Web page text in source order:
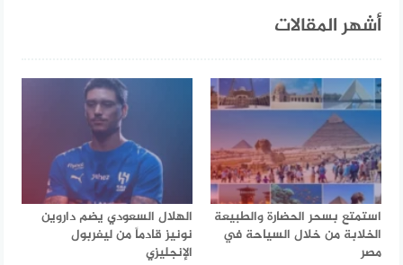
أشهر المقالات
استمتع بسحر الحضارة والطبيعة
الخلابة من خلال السياحة في
مصر
الهلال السعودي يضم داروين
نونيز قادماً من ليفربول
الإنجليزي